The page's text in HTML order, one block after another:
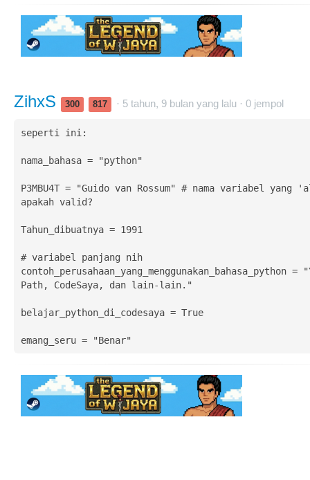
ZihxS 300 817 · 5 tahun, 9 bulan yang lalu · 0 jempol
seperti ini:
nama_bahasa = "python"
P3MBU4T = "Guido van Rossum" # nama variabel
apakah valid?
Tahun_dibuatnya = 1991
# variabel panjang nih
contoh_perusahaan_yang_menggunakan_bahasa_python =
Path, CodeSaya, dan lain-lain."
belajar_python_di_codesaya = True
emang_seru = "Benar"